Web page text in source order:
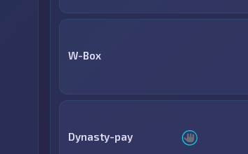
W-Box
Dynasty-pay